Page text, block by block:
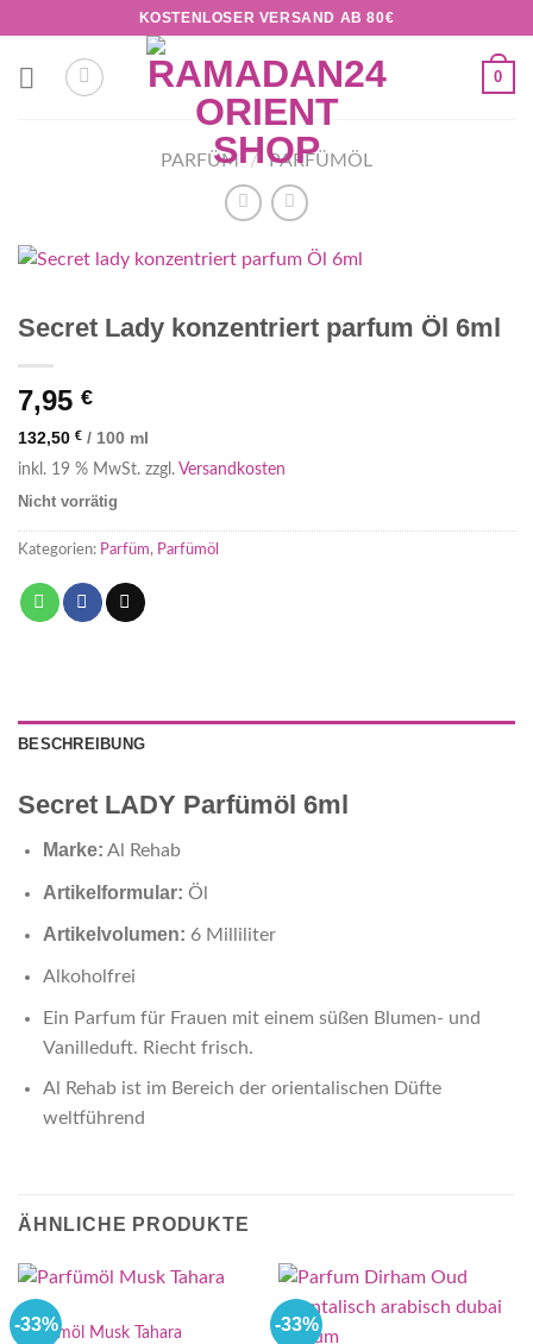
springen
KOSTENLOSER VERSAND AB 80€
0
PARFÜM / PARFÜMÖL
Secret Lady konzentriert parfum Öl 6ml
7,95 €
132,50 € / 100 ml
inkl. 19 % MwSt. zzgl. Versandkosten
Nicht vorrätig
Kategorien: Parfüm, Parfümöl
BESCHREIBUNG
Secret LADY Parfümöl 6ml
Marke: Al Rehab
Artikelformular: Öl
Artikelvolumen: 6 Milliliter
Alkoholfrei
Ein Parfum für Frauen mit einem süßen Blumen- und
Vanilleduft. Riecht frisch.
Al Rehab ist im Bereich der orientalischen Düfte
weltführend
ÄHNLICHE PRODUKTE
-33%
%SALE
Parfümöl Musk Tahara -33%